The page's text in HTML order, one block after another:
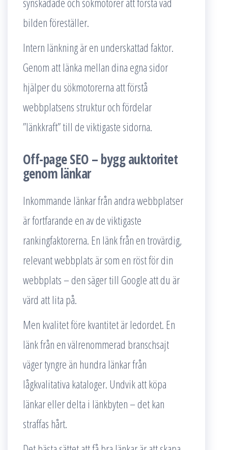
bilden föreställer.
Intern länkning är en underskattad faktor.
Genom att länka mellan dina egna sidor
hjälper du sökmotorerna att förstå
webbplatsens struktur och fördelar
”länkkraft” till de viktigaste sidorna.
Off-page SEO – bygg auktoritet
genom länkar
Inkommande länkar från andra webbplatser
är fortfarande en av de viktigaste
rankingfaktorerna. En länk från en trovärdig,
relevant webbplats är som en röst för din
webbplats – den säger till Google att du är
värd att lita på.
Men kvalitet före kvantitet är ledordet. En
länk från en välrenommerad branschsajt
väger tyngre än hundra länkar från
lågkvalitativa kataloger. Undvik att köpa
länkar eller delta i länkbyten – det kan
straffas hårt.